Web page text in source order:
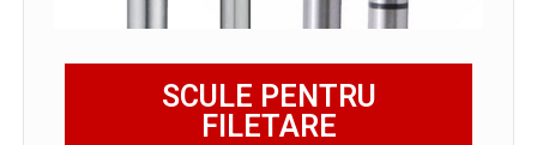
SCULE PENTRU
FILETARE